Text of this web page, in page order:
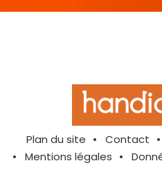
Plan du site Contact
Mentions légales